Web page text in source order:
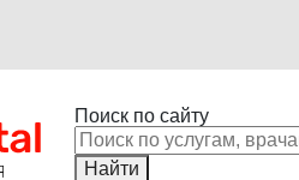
Поиск по сайту
Найти